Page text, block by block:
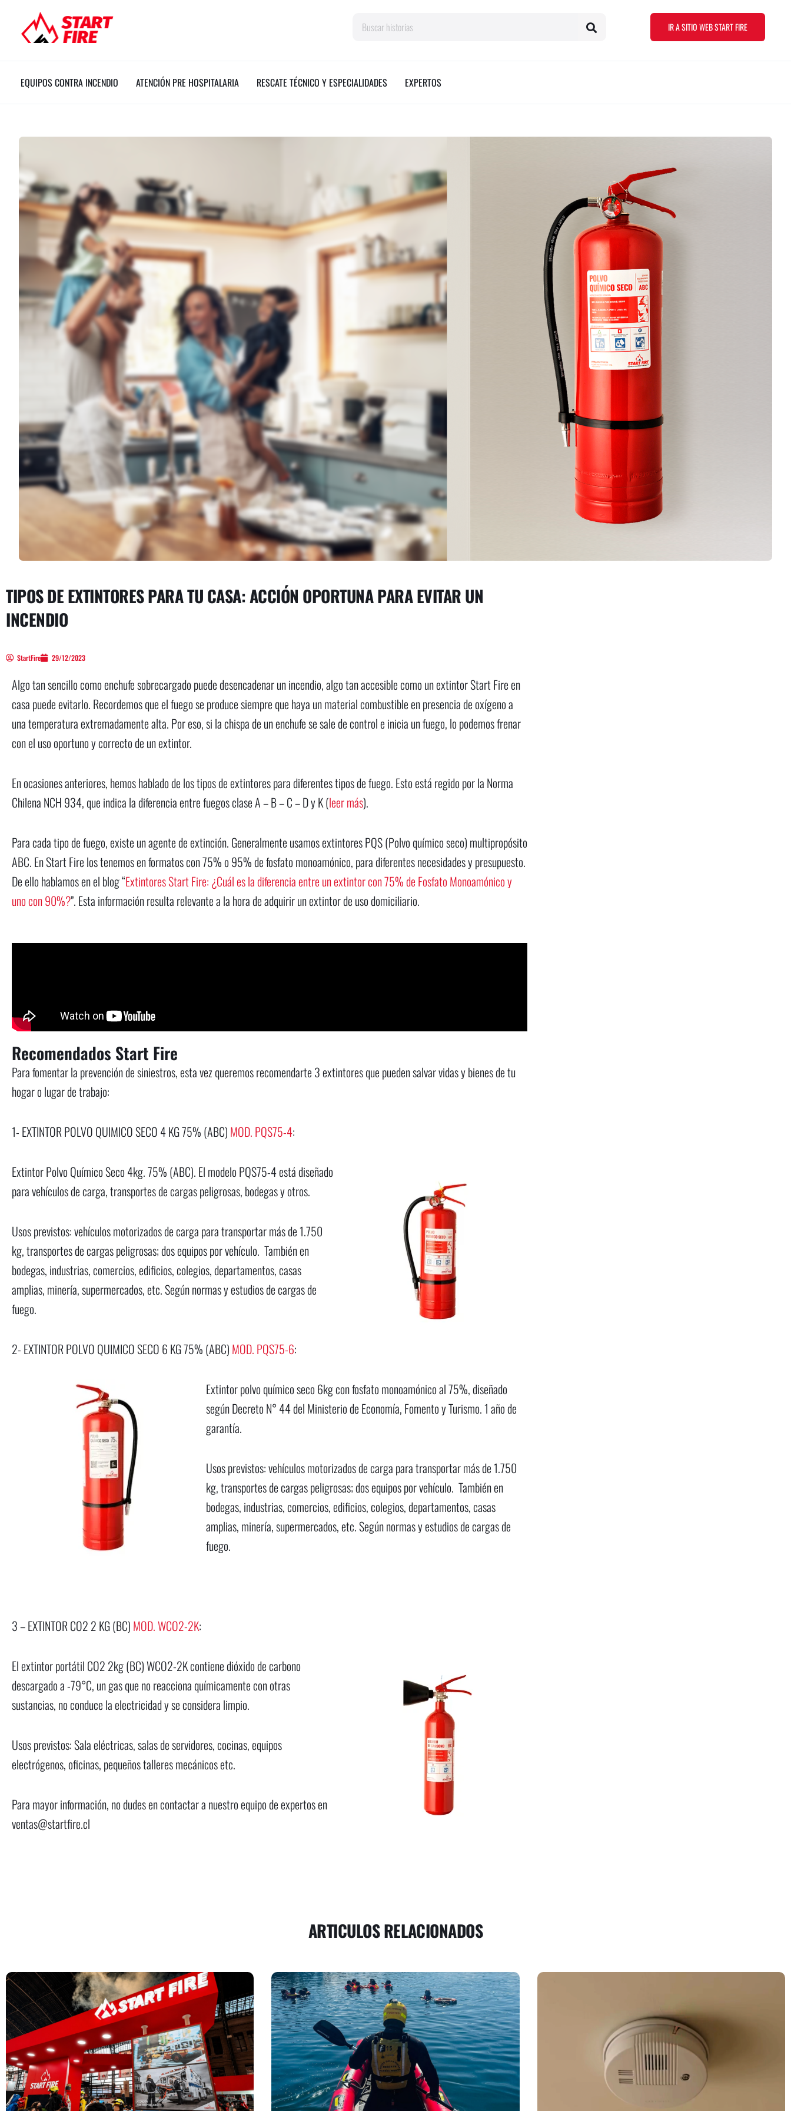
contenido
Search IR A SITIO WEB START FIRE
EQUIPOS CONTRA INCENDIO ATENCIÓN PRE HOSPITALARIA RESCATE TÉCNICO Y ESPECIALIDADES EXPERTOS
TIPOS DE EXTINTORES PARA TU CASA: ACCIÓN OPORTUNA PARA EVITAR UN
INCENDIO
StartFire 29/12/2023
Algo tan sencillo como enchufe sobrecargado puede desencadenar un incendio, algo tan accesible como un extintor Start Fire en
casa puede evitarlo. Recordemos que el fuego se produce siempre que haya un material combustible en presencia de oxígeno a
una temperatura extremadamente alta. Por eso, si la chispa de un enchufe se sale de control e inicia un fuego, lo podemos frenar
con el uso oportuno y correcto de un extintor.
En ocasiones anteriores, hemos hablado de los tipos de extintores para diferentes tipos de fuego. Esto está regido por la Norma
Chilena NCH 934, que indica la diferencia entre fuegos clase A – B – C – D y K (leer más).
Para cada tipo de fuego, existe un agente de extinción. Generalmente usamos extintores PQS (Polvo químico seco) multipropósito
ABC. En Start Fire los tenemos en formatos con 75% o 95% de fosfato monoamónico, para diferentes necesidades y presupuesto.
De ello hablamos en el blog “Extintores Start Fire: ¿Cuál es la diferencia entre un extintor con 75% de Fosfato Monoamónico y
uno con 90%?”. Esta información resulta relevante a la hora de adquirir un extintor de uso domiciliario.
Recomendados Start Fire
Para fomentar la prevención de siniestros, esta vez queremos recomendarte 3 extintores que pueden salvar vidas y bienes de tu
hogar o lugar de trabajo:
1- EXTINTOR POLVO QUIMICO SECO 4 KG 75% (ABC) MOD. PQS75-4:
Extintor Polvo Químico Seco 4kg. 75% (ABC). El modelo PQS75-4 está diseñado
para vehículos de carga, transportes de cargas peligrosas, bodegas y otros.
Usos previstos: vehículos motorizados de carga para transportar más de 1.750
kg, transportes de cargas peligrosas; dos equipos por vehículo. También en
bodegas, industrias, comercios, edificios, colegios, departamentos, casas
amplias, minería, supermercados, etc. Según normas y estudios de cargas de
fuego.
2- EXTINTOR POLVO QUIMICO SECO 6 KG 75% (ABC) MOD. PQS75-6:
Extintor polvo químico seco 6kg con fosfato monoamónico al 75%, diseñado
según Decreto N° 44 del Ministerio de Economía, Fomento y Turismo. 1 año de
garantía.
Usos previstos: vehículos motorizados de carga para transportar más de 1.750
kg, transportes de cargas peligrosas; dos equipos por vehículo. También en
bodegas, industrias, comercios, edificios, colegios, departamentos, casas
amplias, minería, supermercados, etc. Según normas y estudios de cargas de
fuego.
3 – EXTINTOR CO2 2 KG (BC) MOD. WCO2-2K:
El extintor portátil CO2 2kg (BC) WCO2-2K contiene dióxido de carbono
descargado a -79°C, un gas que no reacciona químicamente con otras
sustancias, no conduce la electricidad y se considera limpio.
Usos previstos: Sala eléctricas, salas de servidores, cocinas, equipos
electrógenos, oficinas, pequeños talleres mecánicos etc.
Para mayor información, no dudes en contactar a nuestro equipo de expertos en
ventas@startfire.cl
ARTICULOS RELACIONADOS